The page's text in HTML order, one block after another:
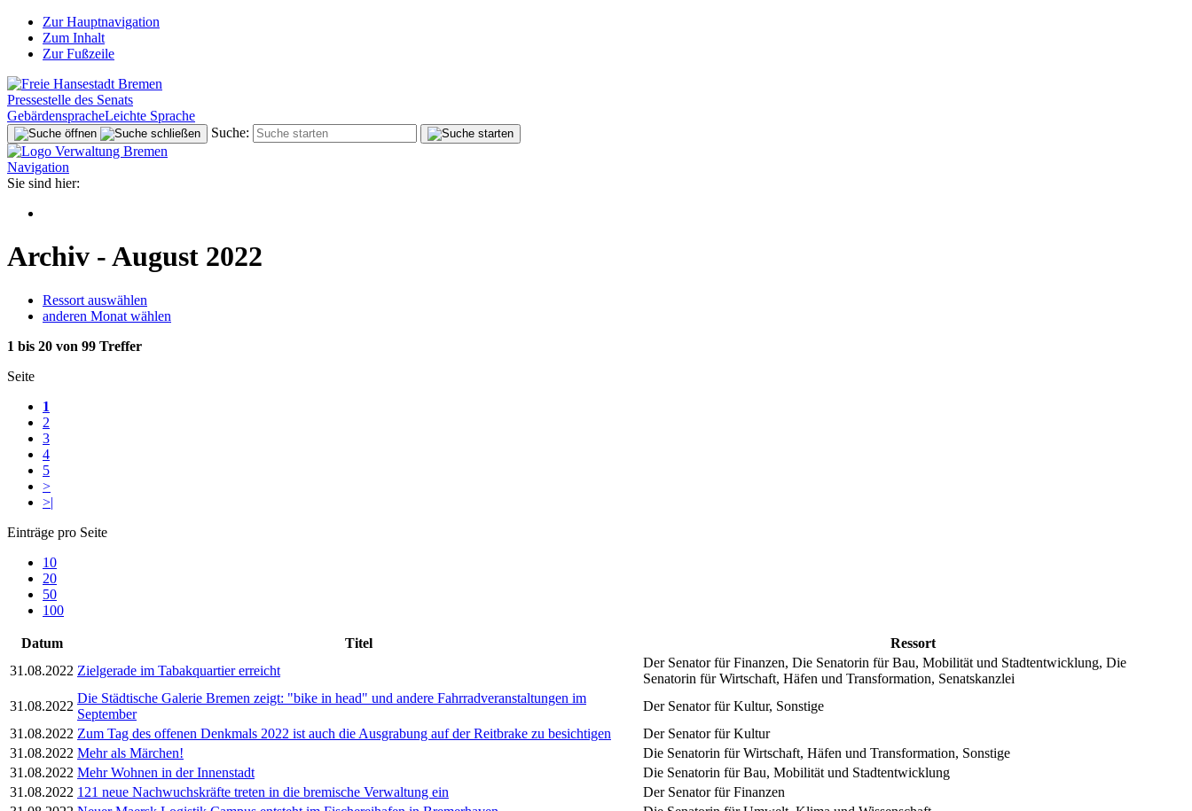
Zur Hauptnavigation
Zum Inhalt
Zur Fußzeile
Pressestelle des Senats
GebärdenspracheLeichte Sprache
Suche:
Navigation
Sie sind hier:
Archiv - August 2022
Ressort auswählen
anderen Monat wählen
1 bis 20 von 99 Treffer
Seite
1
2
3
4
5
>
>|
Einträge pro Seite
10
20
50
100
Datum Titel
Ressort
31.08.2022 Zielgerade im Tabakquartier erreicht
Der Senator für Finanzen, Die Senatorin für Bau, Mobilität und Stadtentwicklung, Die
Senatorin für Wirtschaft, Häfen und Transformation, Senatskanzlei
31.08.2022
Die Städtische Galerie Bremen zeigt: "bike in head" und andere Fahrradveranstaltungen im
September
Der Senator für Kultur, Sonstige
31.08.2022 Zum Tag des offenen Denkmals 2022 ist auch die Ausgrabung auf der Reitbrake zu besichtigen
Der Senator für Kultur
31.08.2022 Mehr als Märchen!
Die Senatorin für Wirtschaft, Häfen und Transformation, Sonstige
31.08.2022 Mehr Wohnen in der Innenstadt
Die Senatorin für Bau, Mobilität und Stadtentwicklung
31.08.2022 121 neue Nachwuchskräfte treten in die bremische Verwaltung ein
Der Senator für Finanzen